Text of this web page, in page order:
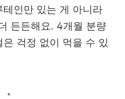
인만 있는 게 아니라
든든해요. 4개월 분량
걱정 없이 먹을 수 있